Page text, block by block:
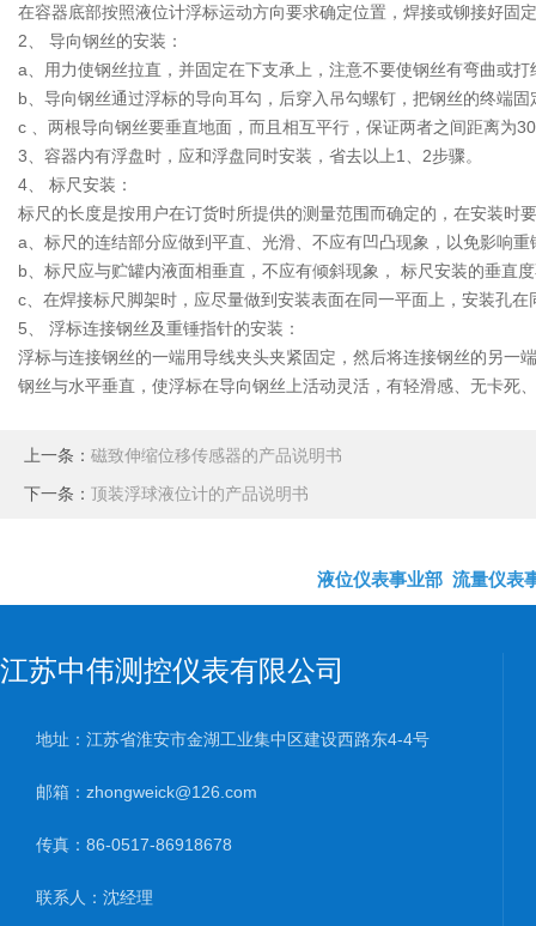
在容器底部按照液位计浮标运动方向要求确定位置，焊接或铆接好固
2、 导向钢丝的安装：
a、用力使钢丝拉直，并固定在下支承上，注意不要使钢丝有弯曲或
b、导向钢丝通过浮标的导向耳勾，后穿入吊勾螺钉，把钢丝的终端
c 、两根导向钢丝要垂直地面，而且相互平行，保证两者之间距离为
3、容器内有浮盘时，应和浮盘同时安装，省去以上1、2步骤。
4、 标尺安装：
标尺的长度是按用户在订货时所提供的测量范围而确定的，在安装时
a、标尺的连结部分应做到平直、光滑、不应有凹凸现象，以免影响
b、标尺应与贮罐内液面相垂直，不应有倾斜现象， 标尺安装的垂直
c、在焊接标尺脚架时，应尽量做到安装表面在同一平面上，安装孔
5、 浮标连接钢丝及重锤指针的安装：
浮标与连接钢丝的一端用导线夹头夹紧固定，然后将连接钢丝的另一
钢丝与水平垂直，使浮标在导向钢丝上活动灵活，有轻滑感、无卡死
上一条： 磁致伸缩位移传感器的产品说明书
下一条： 顶装浮球液位计的产品说明书
液位仪表事业部 流量仪表
江苏中伟测控仪表有限公司
地址：江苏省淮安市金湖工业集中区建设西路东4-4号
邮箱：zhongweick@126.com
传真：86-0517-86918678
联系人：沈经理